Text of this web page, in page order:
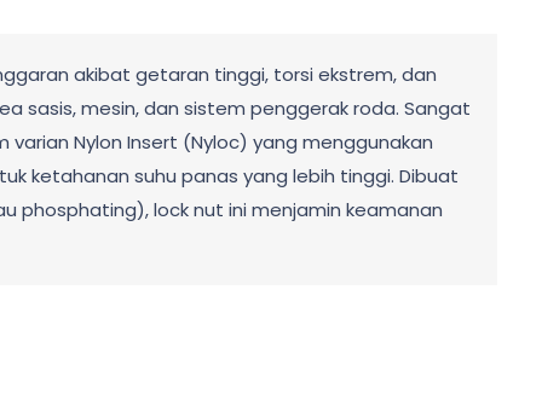
akibat getaran tinggi, torsi ekstrem, dan
sasis, mesin, dan sistem penggerak roda. Sangat
varian Nylon Insert (Nyloc) yang menggunakan
ketahanan suhu panas yang lebih tinggi. Dibuat
phosphating), lock nut ini menjamin keamanan